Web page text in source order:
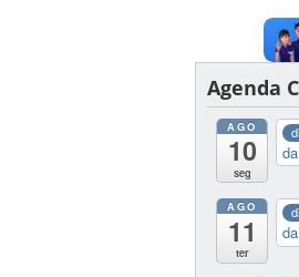
Agenda
AGO
10
seg
AGO
11
ter